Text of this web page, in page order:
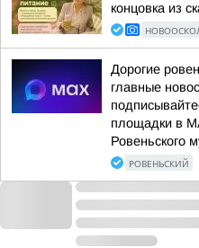
концовка из
Дорогие
главные
площадки в
Ровеньского
РОВЕНЬСКИЙ